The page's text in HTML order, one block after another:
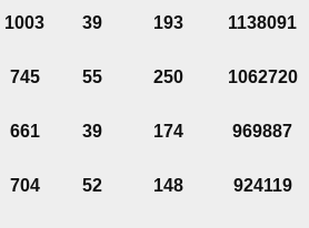
1003 39 193 1138091
745 55 250 1062720
661 39 174 969887
704 52 148 924119